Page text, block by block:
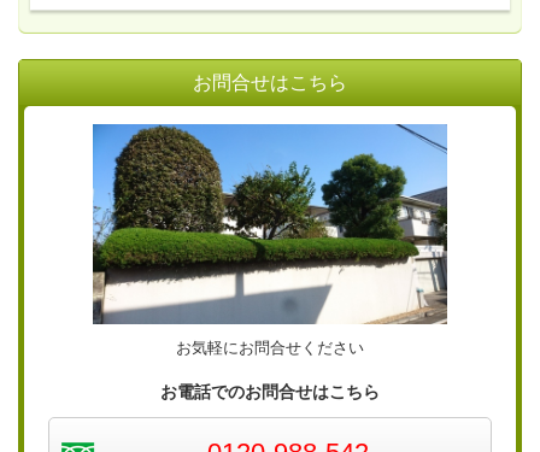
お問合せはこちら
お気軽にお問合せください
お電話でのお問合せはこちら